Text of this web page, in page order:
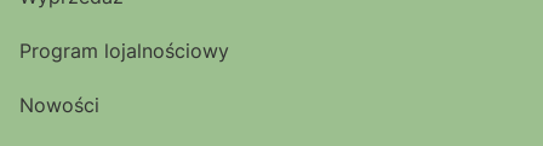
Program lojalnościowy
Nowości